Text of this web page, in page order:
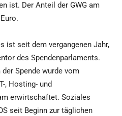
ist. Der Anteil der GWG am
ist seit dem vergangenen Jahr,
des Spendenparlaments.
Spende wurde vom
, Hosting- und
erwirtschaftet. Soziales
seit Beginn zur täglichen